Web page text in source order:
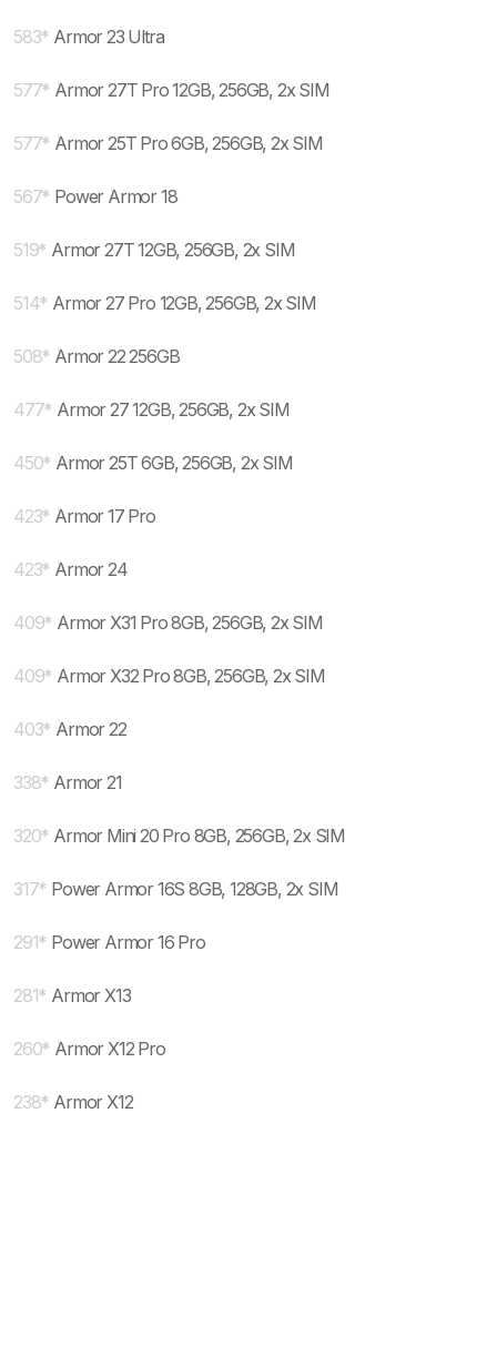
583* Armor 23 Ultra
577* Armor 27T Pro 12GB, 256GB, 2x SIM
577* Armor 25T Pro 6GB, 256GB, 2x SIM
567* Power Armor 18
519* Armor 27T 12GB, 256GB, 2x SIM
514* Armor 27 Pro 12GB, 256GB, 2x SIM
508* Armor 22 256GB
477* Armor 27 12GB, 256GB, 2x SIM
450* Armor 25T 6GB, 256GB, 2x SIM
423* Armor 17 Pro
423* Armor 24
409* Armor X31 Pro 8GB, 256GB, 2x SIM
409* Armor X32 Pro 8GB, 256GB, 2x SIM
403* Armor 22
338* Armor 21
320* Armor Mini 20 Pro 8GB, 256GB, 2x SIM
317* Power Armor 16S 8GB, 128GB, 2x SIM
291* Power Armor 16 Pro
281* Armor X13
260* Armor X12 Pro
238* Armor X12